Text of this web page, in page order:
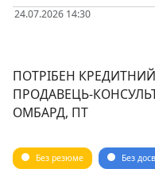
24.07.2026 14:30
ПОТРІБЕН
ПРОДАВЕЦЬ-
ОМБАРД, ПТ
Без резюме Без